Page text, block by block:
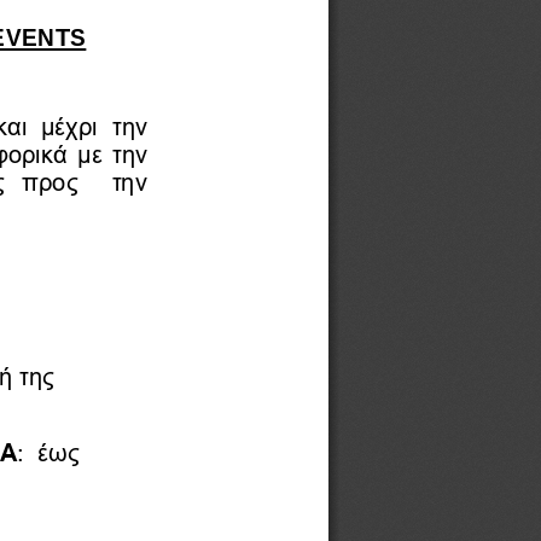
μέχρι  την
με την
προς    την
της
:  έως